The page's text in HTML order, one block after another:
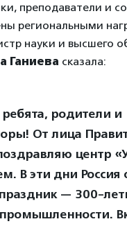
преподаватели и
региональными
науки и высшего
Ганиева сказала:
родители и
От лица
центр
В эти дни Россия
— 300-